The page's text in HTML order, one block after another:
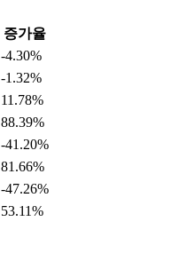
증가율
-4.30%
-1.32%
11.78%
88.39%
-41.20%
81.66%
-47.26%
53.11%